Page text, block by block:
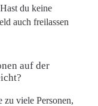
du keine
auch freilassen
auf der
viele Personen,